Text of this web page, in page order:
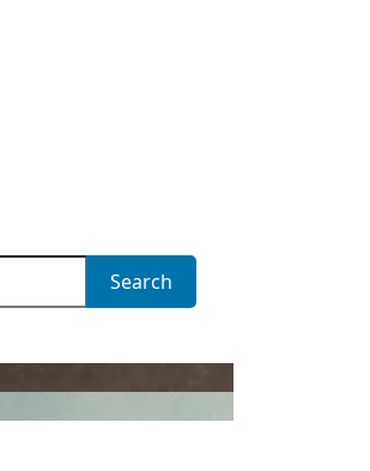
Search